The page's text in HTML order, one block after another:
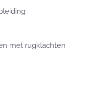
met rugklachten